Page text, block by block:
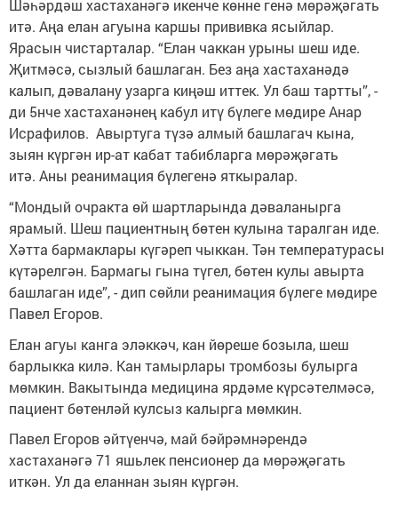
Шәһәрдәш хастаханәгә икенче көнне генә мөрәҗәгать
итә. Аңа елан агуына каршы прививка ясыйлар.
Ярасын чистарталар. “Елан чаккан урыны шеш иде.
Җитмәсә, сызлый башлаган. Без аңа хастаханәдә
калып, дәвалану узарга киңәш иттек. Ул баш тартты”, -
ди 5нче хастаханәнең кабул итү бүлеге мөдире Анар
Исрафилов. Авыртуга түзә алмый башлагач кына,
зыян күргән ир-ат кабат табибларга мөрәҗәгать
итә. Аны реанимация бүлегенә яткыралар.
“Мондый очракта өй шартларында дәваланырга
ярамый. Шеш пациентның бөтен кулына таралган иде.
Хәтта бармаклары күгәреп чыккан. Тән температурасы
күтәрелгән. Бармагы гына түгел, бөтен кулы авырта
башлаган иде”, - дип сөйли реанимация бүлеге мөдире
Павел Егоров.
Елан агуы канга эләккәч, кан йөреше бозыла, шеш
барлыкка килә. Кан тамырлары тромбозы булырга
мөмкин. Вакытында медицина ярдәме күрсәтелмәсә,
пациент бөтенләй кулсыз калырга мөмкин.
Павел Егоров әйтүенчә, май бәйрәмнәрендә
хастаханәгә 71 яшьлек пенсионер да мөрәҗәгать
иткән. Ул да еланнан зыян күргән.